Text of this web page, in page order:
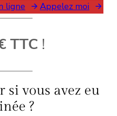
ligne Appelez moi
TTC !
si vous avez eu
?